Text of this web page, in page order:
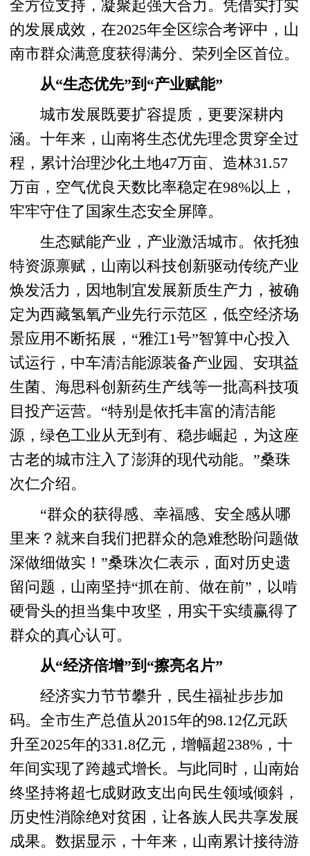
全方位支持，凝聚起强大合力。凭借实打实
的发展成效，在2025年全区综合考评中，山
南市群众满意度获得满分、荣列全区首位。
从“生态优先”到“产业赋能”
城市发展既要扩容提质，更要深耕内
涵。十年来，山南将生态优先理念贯穿全过
程，累计治理沙化土地47万亩、造林31.57
万亩，空气优良天数比率稳定在98%以上，
牢牢守住了国家生态安全屏障。
生态赋能产业，产业激活城市。依托独
特资源禀赋，山南以科技创新驱动传统产业
焕发活力，因地制宜发展新质生产力，被确
定为西藏氢氧产业先行示范区，低空经济场
景应用不断拓展，“雅江1号”智算中心投入
试运行，中车清洁能源装备产业园、安琪益
生菌、海思科创新药生产线等一批高科技项
目投产运营。“特别是依托丰富的清洁能
源，绿色工业从无到有、稳步崛起，为这座
古老的城市注入了澎湃的现代动能。”桑珠
次仁介绍。
“群众的获得感、幸福感、安全感从哪
里来？就来自我们把群众的急难愁盼问题做
深做细做实！”桑珠次仁表示，面对历史遗
留问题，山南坚持“抓在前、做在前”，以啃
硬骨头的担当集中攻坚，用实干实绩赢得了
群众的真心认可。
从“经济倍增”到“擦亮名片”
经济实力节节攀升，民生福祉步步加
码。全市生产总值从2015年的98.12亿元跃
升至2025年的331.8亿元，增幅超238%，十
年间实现了跨越式增长。与此同时，山南始
终坚持将超七成财政支出向民生领域倾斜，
历史性消除绝对贫困，让各族人民共享发展
成果。数据显示，十年来，山南累计接待游